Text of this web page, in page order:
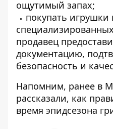
ощутимый запах;
покупать
продавец
документацию,
безопасность и
Напомним, ранее в
рассказали, как
время эпидсезона